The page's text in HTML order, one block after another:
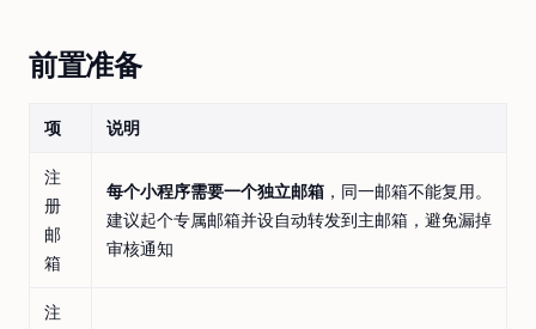
前置准备
项 说明
注
册
邮
箱
每个小程序需要一个独立邮箱 ，同一邮箱不能复用。
建议起个专属邮箱并设自动转发到主邮箱，避免漏掉
审核通知
注